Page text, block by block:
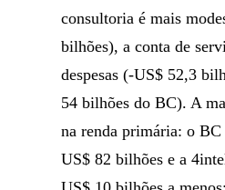
consultoria é mais
bilhões), a conta de
despesas (-US$ 52,3
54 bilhões do BC). A
na renda primária: o
US$ 82 bilhões e a